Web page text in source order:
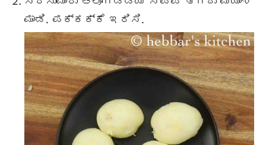
ಮಾಡಿ. ಪಕ್ಕಕ್ಕೆ ಇರಿಸಿ.